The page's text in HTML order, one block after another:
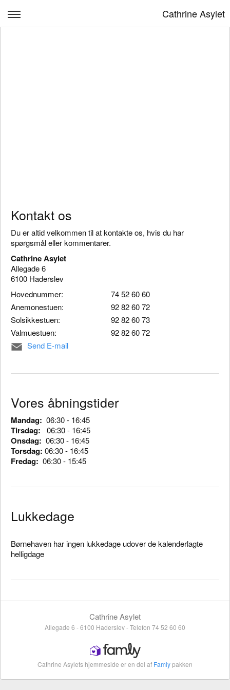
Cathrine Asylet
Kontakt os
Du er altid velkommen til at kontakte os, hvis du har
spørgsmål eller kommentarer.
Cathrine Asylet
Allegade 6
6100 Haderslev
Hovednummer:
74 52 60 60
Anemonestuen:
92 82 60 72
Solsikkestuen:
92 82 60 73
Valmuestuen:
92 82 60 72
Send E-mail
Vores åbningstider
Mandag: 06:30 - 16:45
Tirsdag: 06:30 - 16:45
Onsdag: 06:30 - 16:45
Torsdag: 06:30 - 16:45
Fredag: 06:30 - 15:45
Lukkedage
Børnehaven har ingen lukkedage udover de kalenderlagte
helligdage
Cathrine Asylet
Allegade 6 - 6100 Haderslev - Telefon 74 52 60 60
Cathrine Asylets hjemmeside er en del af Famlypakken